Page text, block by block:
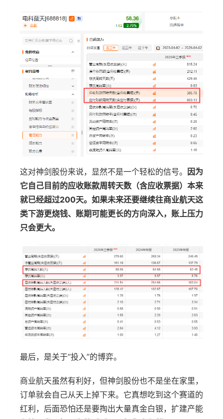
这对神剑股份来说，显然不是一个轻松的信号。
因为
它自己目前的应收账款周转天数（含应收票据）本来
就已经超过200天。如果未来还要继续往商业航天这
类下游更烧钱、账期可能更长的方向深入，账上压力
只会更大。
最后，是关于“投入”的博弈。
商业航天虽然有利好，但神剑股份也不是坐在家里，
订单就会自己从天上掉下来。它真想吃到这个赛道的
红利，后面恐怕还是要掏出大量真金白银，扩建产能